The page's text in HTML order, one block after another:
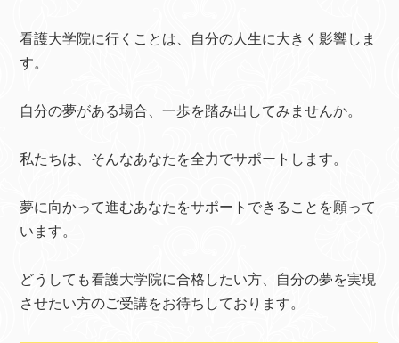
看護大学院に行くことは、自分の人生に大きく影響しま
す。
自分の夢がある場合、一歩を踏み出してみませんか。
私たちは、そんなあなたを全力でサポートします。
夢に向かって進むあなたをサポートできることを願って
います。
どうしても看護大学院に合格したい方、自分の夢を実現
させたい方のご受講をお待ちしております。